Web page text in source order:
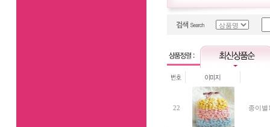
22 종이별